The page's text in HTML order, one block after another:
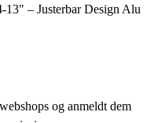
– Justerbar Design Alu
og anmeldt dem